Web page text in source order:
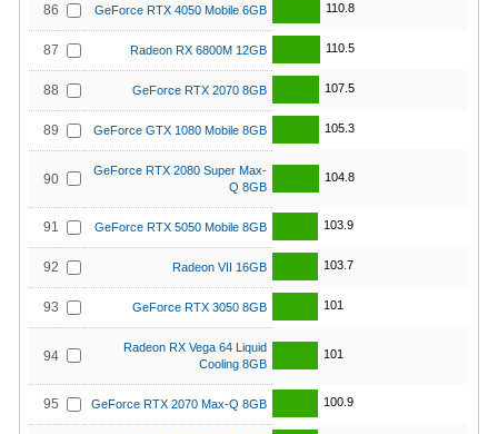
86 GeForce RTX 4050 Mobile 6GB 110.8
87 Radeon RX 6800M 12GB 110.5
88 GeForce RTX 2070 8GB 107.5
89 GeForce GTX 1080 Mobile 8GB 105.3
90
GeForce RTX 2080 Super Max-
Q 8GB
104.8
91 GeForce RTX 5050 Mobile 8GB 103.9
92 Radeon VII 16GB 103.7
93 GeForce RTX 3050 8GB 101
94
Radeon RX Vega 64 Liquid
Cooling 8GB
101
95 GeForce RTX 2070 Max-Q 8GB 100.9